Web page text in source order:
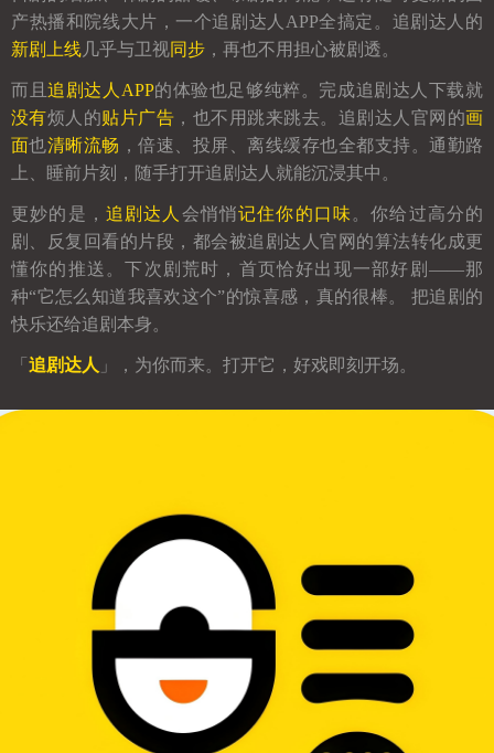
产热播和院线大片，一个追剧达人APP全搞定。追剧达人的
新剧上线几乎与卫视同步 ，再也不用担心被剧透。
而且追剧达人APP的体验也足够纯粹。完成追剧达人下载就
没有烦人的贴片广告 ，也不用跳来跳去。追剧达人官网的画
面也清晰流畅 ，倍速、投屏、离线缓存也全都支持。通勤路
上、睡前片刻，随手打开追剧达人就能沉浸其中。
更妙的是， 追剧达人 会悄悄记住你的口味 。你给过高分的
剧、反复回看的片段，都会被追剧达人官网的算法转化成更
懂你的推送。下次剧荒时，首页恰好出现一部好剧——那
种“它怎么知道我喜欢这个”的惊喜感，真的很棒。 把追剧的
快乐还给追剧本身。
「 追剧达人 」，为你而来。打开它，好戏即刻开场。